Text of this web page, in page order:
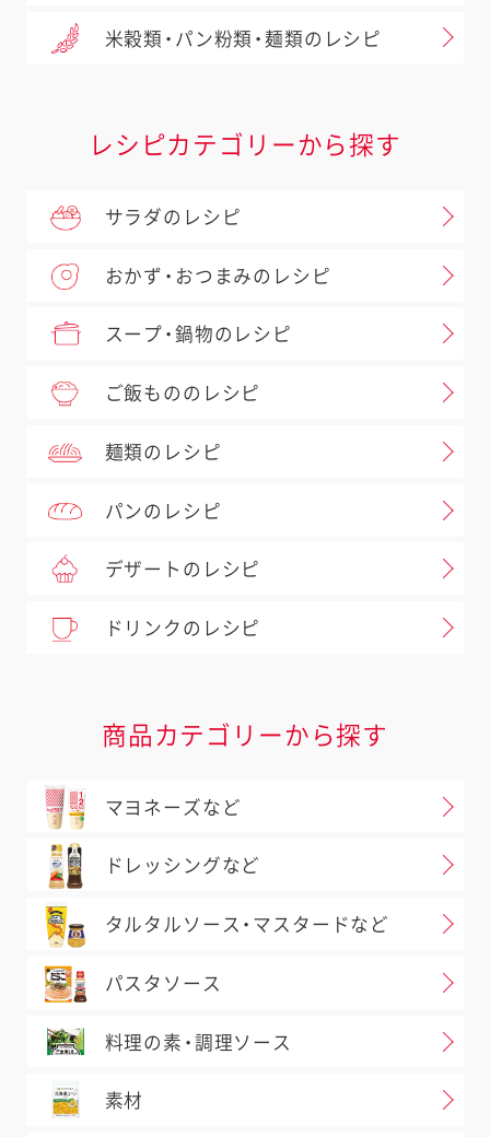
米穀類・パン粉類・麺類のレシピ
レシピカテゴリーから探す
サラダのレシピ
おかず・おつまみのレシピ
スープ・鍋物のレシピ
ご飯もののレシピ
麺類のレシピ
パンのレシピ
デザートのレシピ
ドリンクのレシピ
商品カテゴリーから探す
マヨネーズなど
ドレッシングなど
タルタルソース・マスタードなど
パスタソース
料理の素・調理ソース
素材